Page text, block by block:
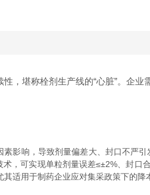
，堪称栓剂生产线的“心脏”。企业
影响，导致剂量偏差大、封口不严引
，可实现单粒剂量误差≤±2%、封口
适用于制药企业应对集采政策下的降